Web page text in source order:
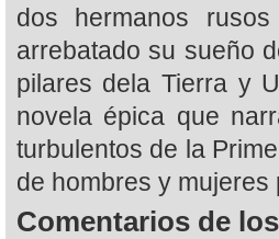
dos hermanos
arrebatado su sueño
pilares dela Tierra y
novela épica que
turbulentos de la
de hombres y
Comentarios de